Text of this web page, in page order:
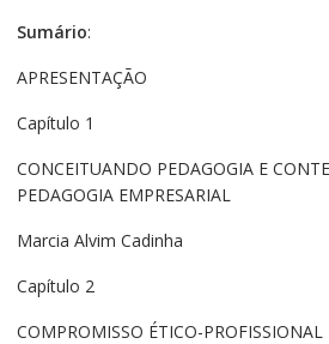
Sumário:
APRESENTAÇÃO
Capítulo 1
CONCEITUANDO PEDAGOGIA E
PEDAGOGIA EMPRESARIAL
Marcia Alvim Cadinha
Capítulo 2
COMPROMISSO ÉTICO-PROFISSIONAL